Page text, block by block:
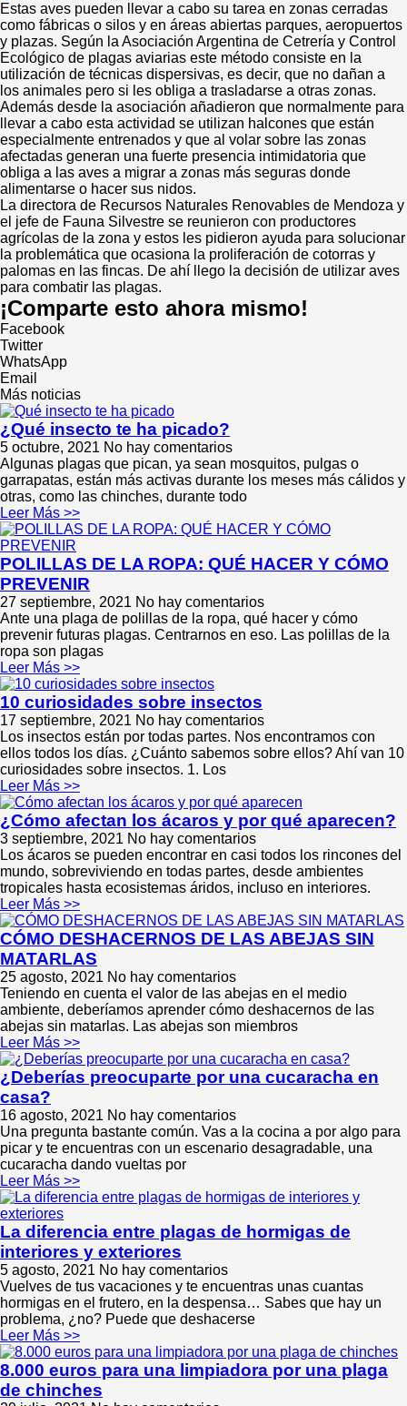
Estas aves pueden llevar a cabo su tarea en zonas cerradas
como fábricas o silos y en áreas abiertas parques, aeropuertos
y plazas. Según la Asociación Argentina de Cetrería y Control
Ecológico de plagas aviarias este método consiste en la
utilización de técnicas dispersivas, es decir, que no dañan a
los animales pero si les obliga a trasladarse a otras zonas.
Además desde la asociación añadieron que normalmente para
llevar a cabo esta actividad se utilizan halcones que están
especialmente entrenados y que al volar sobre las zonas
afectadas generan una fuerte presencia intimidatoria que
obliga a las aves a migrar a zonas más seguras donde
alimentarse o hacer sus nidos.
La directora de Recursos Naturales Renovables de Mendoza y
el jefe de Fauna Silvestre se reunieron con productores
agrícolas de la zona y estos les pidieron ayuda para solucionar
la problemática que ocasiona la proliferación de cotorras y
palomas en las fincas. De ahí llego la decisión de utilizar aves
para combatir las plagas.
¡Comparte esto ahora mismo!
Facebook
Twitter
WhatsApp
Email
Más noticias
¿Qué insecto te ha picado?
5 octubre, 2021 No hay comentarios
Algunas plagas que pican, ya sean mosquitos, pulgas o
garrapatas, están más activas durante los meses más cálidos y
otras, como las chinches, durante todo
Leer Más >>
POLILLAS DE LA ROPA: QUÉ HACER Y CÓMO
PREVENIR
27 septiembre, 2021 No hay comentarios
Ante una plaga de polillas de la ropa, qué hacer y cómo
prevenir futuras plagas. Centrarnos en eso. Las polillas de la
ropa son plagas
Leer Más >>
10 curiosidades sobre insectos
17 septiembre, 2021 No hay comentarios
Los insectos están por todas partes. Nos encontramos con
ellos todos los días. ¿Cuánto sabemos sobre ellos? Ahí van 10
curiosidades sobre insectos. 1. Los
Leer Más >>
¿Cómo afectan los ácaros y por qué aparecen?
3 septiembre, 2021 No hay comentarios
Los ácaros se pueden encontrar en casi todos los rincones del
mundo, sobreviviendo en todas partes, desde ambientes
tropicales hasta ecosistemas áridos, incluso en interiores.
Leer Más >>
CÓMO DESHACERNOS DE LAS ABEJAS SIN
MATARLAS
25 agosto, 2021 No hay comentarios
Teniendo en cuenta el valor de las abejas en el medio
ambiente, deberíamos aprender cómo deshacernos de las
abejas sin matarlas. Las abejas son miembros
Leer Más >>
¿Deberías preocuparte por una cucaracha en
casa?
16 agosto, 2021 No hay comentarios
Una pregunta bastante común. Vas a la cocina a por algo para
picar y te encuentras con un escenario desagradable, una
cucaracha dando vueltas por
Leer Más >>
La diferencia entre plagas de hormigas de
interiores y exteriores
5 agosto, 2021 No hay comentarios
Vuelves de tus vacaciones y te encuentras unas cuantas
hormigas en el frutero, en la despensa… Sabes que hay un
problema, ¿no? Puede que deshacerse
Leer Más >>
8.000 euros para una limpiadora por una plaga
de chinches